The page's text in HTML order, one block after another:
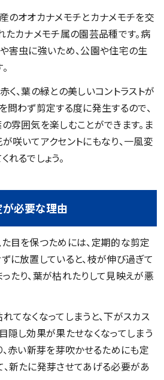
のオオカナメモチとカナメモチを交
たカナメモチ属の園芸品種です。病
害虫に強いため、公園や住宅の生
く、葉の緑との美しいコントラストが
問わず剪定する度に発生するので、
雰囲気を楽しむことができます。ま
咲いてアクセントにもなり、一風変
れるでしょう。
が必要な理由
目を保つためには、定期的な剪定
に放置していると、枝が伸び過ぎて
たり、葉が枯れたりして見映えが悪
てなくなってしまうと、下がスカス
隠し効果が果たせなくなってしまう
、赤い新芽を芽吹かせるためにも定
新たに発芽させてあげる必要があ